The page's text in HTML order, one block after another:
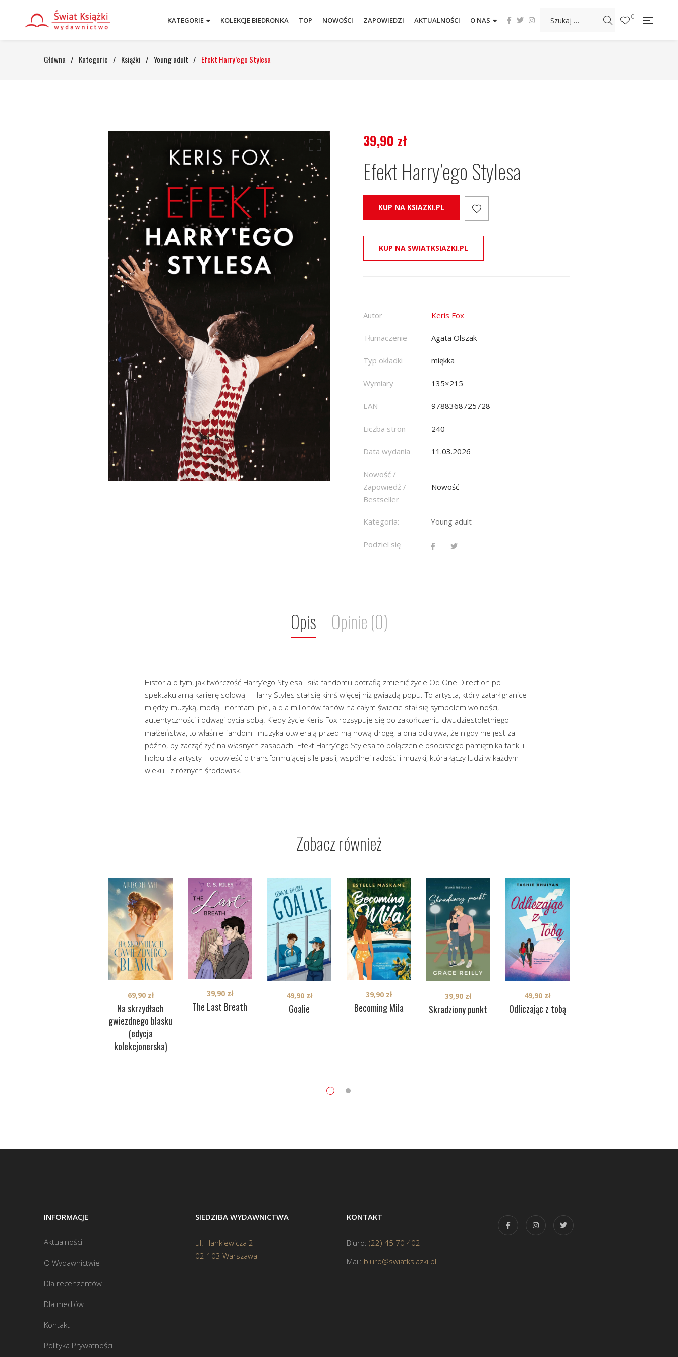
KATEGORIE KOLEKCJE BIEDRONKA TOP NOWOŚCI ZAPOWIEDZI AKTUALNOŚCI O NAS 0
Główna / Kategorie / Książki / Young adult / Efekt Harry’ego Stylesa
39,90 zł
Efekt Harry’ego Stylesa
KUP NA KSIAZKI.PL
KUP NA SWIATKSIAZKI.PL
Autor Keris Fox
Tłumaczenie Agata Olszak
Typ okładki miękka
Wymiary 135×215
EAN 9788368725728
Liczba stron 240
Data wydania 11.03.2026
Nowość /
Zapowiedź /
Bestseller
Nowość
Kategoria: Young adult
Podziel się
Opis Opinie (0)
Historia o tym, jak twórczość Harry’ego Stylesa i siła fandomu potrafią zmienić życie Od One Direction po
spektakularną karierę solową – Harry Styles stał się kimś więcej niż gwiazdą popu. To artysta, który zatarł granice
między muzyką, modą i normami płci, a dla milionów fanów na całym świecie stał się symbolem wolności,
autentyczności i odwagi bycia sobą. Kiedy życie Keris Fox rozsypuje się po zakończeniu dwudziestoletniego
małżeństwa, to właśnie fandom i muzyka otwierają przed nią nową drogę, a ona odkrywa, że nigdy nie jest za
późno, by zacząć żyć na własnych zasadach. Efekt Harry’ego Stylesa to połączenie osobistego pamiętnika fanki i
hołdu dla artysty – opowieść o transformującej sile pasji, wspólnej radości i muzyki, która łączy ludzi w każdym
wieku i z różnych środowisk.
Zobacz również
Na skrzydłach
gwiezdnego blasku
(edycja
kolekcjonerska)
69,90 zł
The Last Breath
39,90 zł
Goalie
49,90 zł
Becoming Mila
39,90 zł
Skradziony punkt
39,90 zł
Odliczając z tobą
49,90 zł
INFORMACJE
Aktualności
O Wydawnictwie
Dla recenzentów
Dla mediów
Kontakt
Polityka Prywatności
SIEDZIBA WYDAWNICTWA
ul. Hankiewicza 2
02-103 Warszawa
KONTAKT
Biuro: (22) 45 70 402
Mail: biuro@swiatksiazki.pl